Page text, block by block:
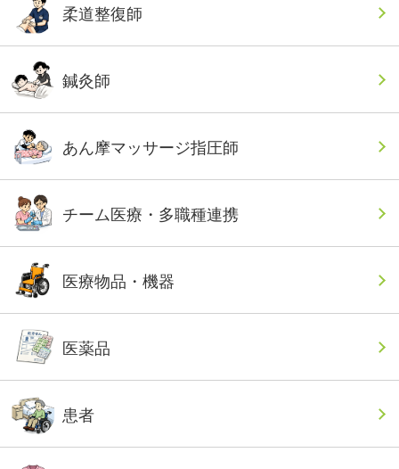
柔道整復師
鍼灸師
あん摩マッサージ指圧師
チーム医療・多職種連携
医療物品・機器
医薬品
患者